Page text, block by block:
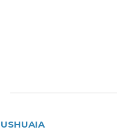
USHUAIA